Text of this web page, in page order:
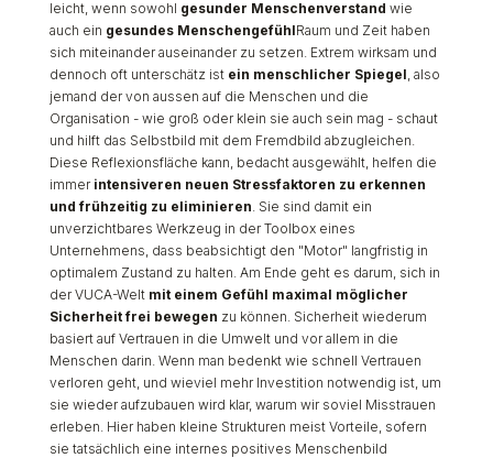
leicht, wenn sowohl gesunder Menschenverstand wie
auch ein gesundes MenschengefühlRaum und Zeit haben
sich miteinander auseinander zu setzen. Extrem wirksam und
dennoch oft unterschätz ist ein menschlicher Spiegel, also
jemand der von aussen auf die Menschen und die
Organisation - wie groß oder klein sie auch sein mag - schaut
und hilft das Selbstbild mit dem Fremdbild abzugleichen.
Diese Reflexionsfläche kann, bedacht ausgewählt, helfen die
immer intensiveren neuen Stressfaktoren zu erkennen
und frühzeitig zu eliminieren. Sie sind damit ein
unverzichtbares Werkzeug in der Toolbox eines
Unternehmens, dass beabsichtigt den "Motor" langfristig in
optimalem Zustand zu halten. Am Ende geht es darum, sich in
der VUCA-Welt mit einem Gefühl maximal möglicher
Sicherheit frei bewegen zu können. Sicherheit wiederum
basiert auf Vertrauen in die Umwelt und vor allem in die
Menschen darin. Wenn man bedenkt wie schnell Vertrauen
verloren geht, und wieviel mehr Investition notwendig ist, um
sie wieder aufzubauen wird klar, warum wir soviel Misstrauen
erleben. Hier haben kleine Strukturen meist Vorteile, sofern
sie tatsächlich eine internes positives Menschenbild